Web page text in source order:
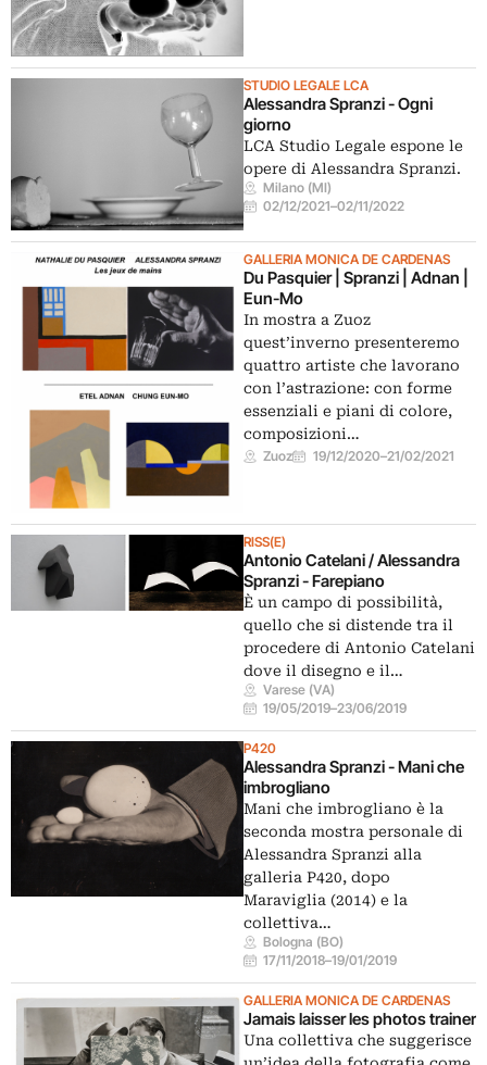
STUDIO LEGALE LCA
Alessandra Spranzi - Ogni
giorno
LCA Studio Legale espone le
opere di Alessandra Spranzi.
Milano (MI)
02/12/2021–02/11/2022
GALLERIA MONICA DE CARDENAS
Du Pasquier | Spranzi | Adnan |
Eun-Mo
In mostra a Zuoz
quest’inverno presenteremo
quattro artiste che lavorano
con l’astrazione: con forme
essenziali e piani di colore,
composizioni…
Zuoz 19/12/2020–21/02/2021
RISS(E)
Antonio Catelani / Alessandra
Spranzi - Farepiano
È un campo di possibilità,
quello che si distende tra il
procedere di Antonio Catelani
dove il disegno e il…
Varese (VA)
19/05/2019–23/06/2019
P420
Alessandra Spranzi - Mani che
imbrogliano
Mani che imbrogliano è la
seconda mostra personale di
Alessandra Spranzi alla
galleria P420, dopo
Maraviglia (2014) e la
collettiva…
Bologna (BO)
17/11/2018–19/01/2019
GALLERIA MONICA DE CARDENAS
Jamais laisser les photos trainer
Una collettiva che suggerisce